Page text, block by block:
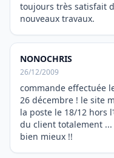
toujours très satisfait
nouveaux travaux.
NONOCHRIS
26/12/2009
commande effectuée
26 décembre ! le site
la poste le 18/12 hors
du client totalement
bien mieux !!